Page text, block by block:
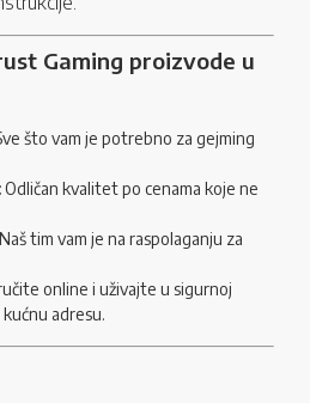
Gaming proizvode u
što vam je potrebno za gejming
Odličan kvalitet po cenama koje ne
Naš tim vam je na raspolaganju za
online i uživajte u sigurnoj
adresu.